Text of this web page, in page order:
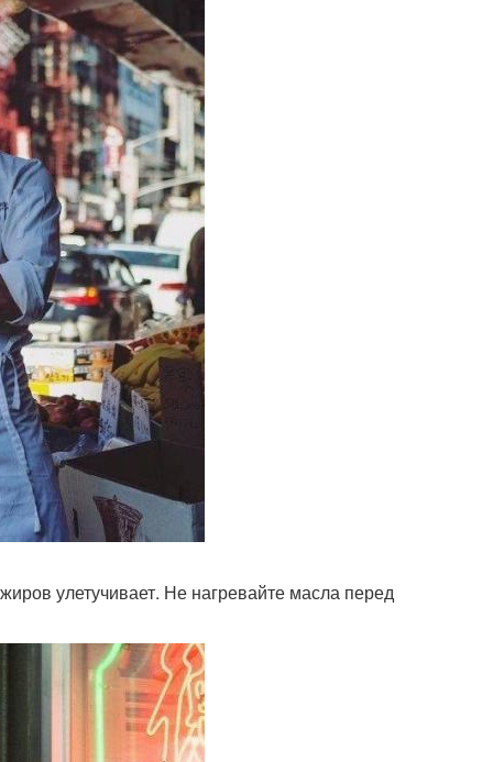
улетучивает. Не нагревайте масла перед